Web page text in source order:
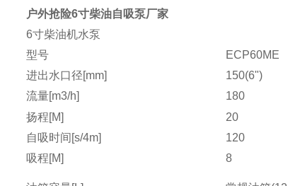
户外抢险6寸柴油自吸泵厂家
6寸柴油机水泵
型号
ECP60ME
进出水口径[mm]
150(6")
流量[m3/h]
180
扬程[M]
20
自吸时间[s/4m]
120
吸程[M]
8